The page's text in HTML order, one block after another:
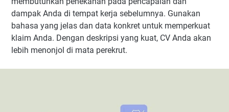
dampak Anda di tempat kerja sebelumnya. Gunakan
bahasa yang jelas dan data konkret untuk memperkuat
klaim Anda. Dengan deskripsi yang kuat, CV Anda akan
lebih menonjol di mata perekrut.